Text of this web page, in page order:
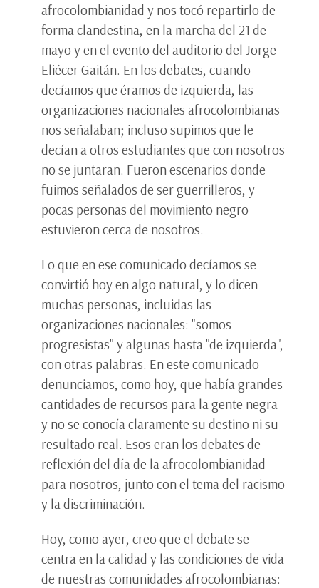
afrocolombianidad y nos tocó repartirlo de
forma clandestina, en la marcha del 21 de
mayo y en el evento del auditorio del Jorge
Eliécer Gaitán. En los debates, cuando
decíamos que éramos de izquierda, las
organizaciones nacionales afrocolombianas
nos señalaban; incluso supimos que le
decían a otros estudiantes que con nosotros
no se juntaran. Fueron escenarios donde
fuimos señalados de ser guerrilleros, y
pocas personas del movimiento negro
estuvieron cerca de nosotros.
Lo que en ese comunicado decíamos se
convirtió hoy en algo natural, y lo dicen
muchas personas, incluidas las
organizaciones nacionales: "somos
progresistas" y algunas hasta "de izquierda",
con otras palabras. En este comunicado
denunciamos, como hoy, que había grandes
cantidades de recursos para la gente negra
y no se conocía claramente su destino ni su
resultado real. Esos eran los debates de
reflexión del día de la afrocolombianidad
para nosotros, junto con el tema del racismo
y la discriminación.
Hoy, como ayer, creo que el debate se
centra en la calidad y las condiciones de vida
de nuestras comunidades afrocolombianas: